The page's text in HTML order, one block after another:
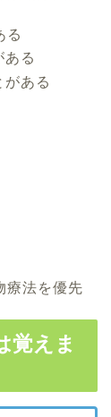
る
る
ある
療法を優先
覚えま